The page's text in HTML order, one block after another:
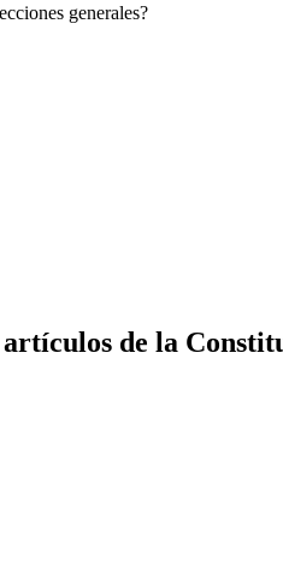
generales?
de la